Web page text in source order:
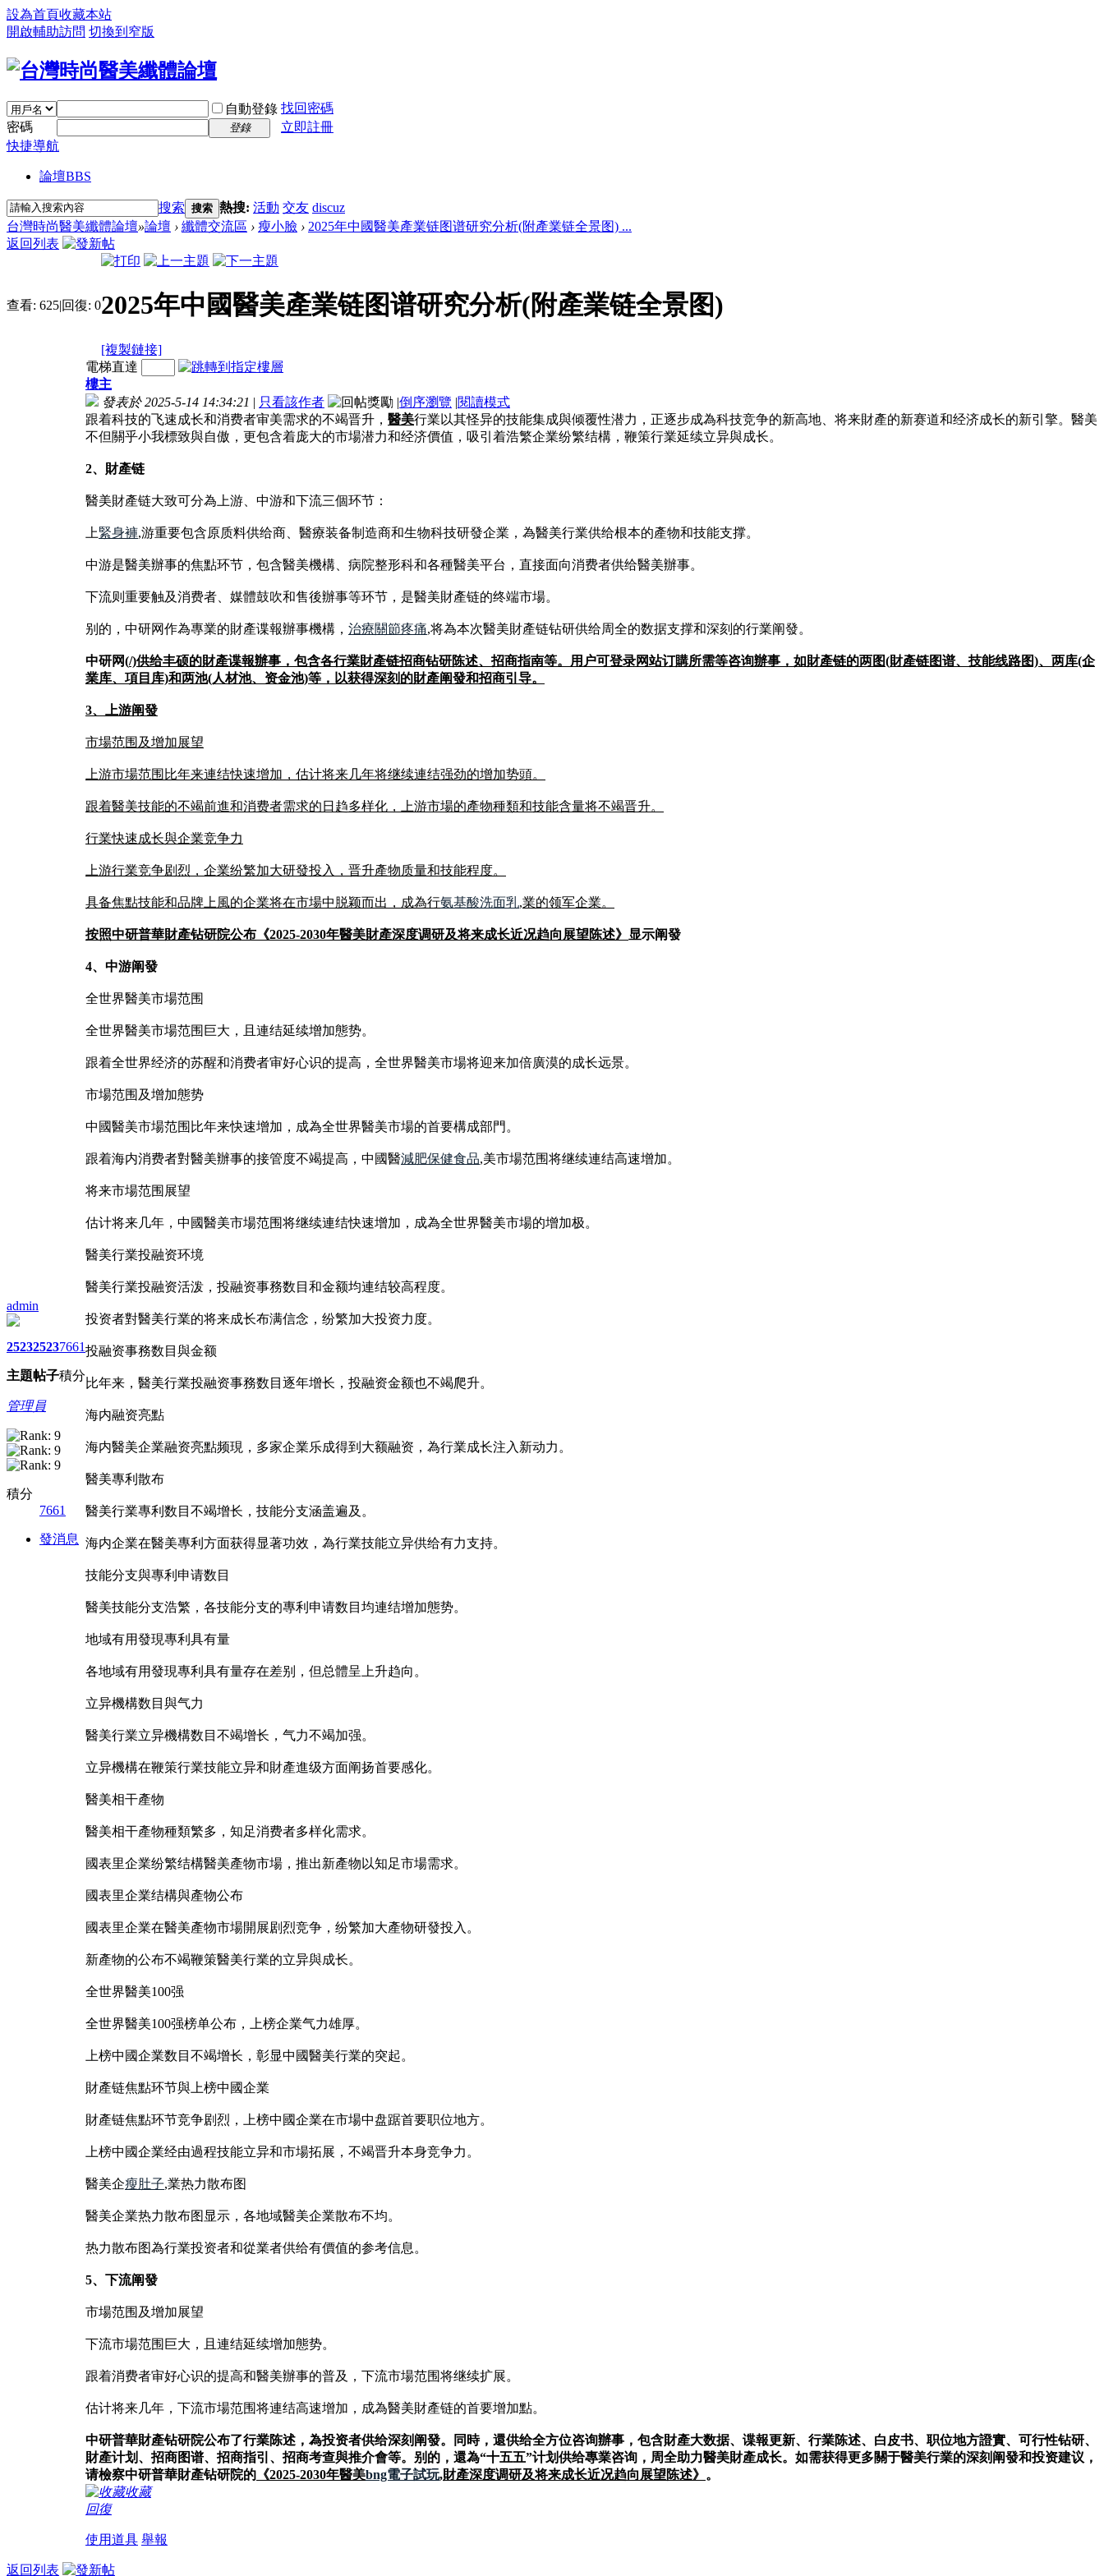
設為首頁收藏本站
開啟輔助訪問 切換到窄版
自動登錄 找回密碼
密碼
登錄
立即註冊
快捷導航
論壇BBS
搜索 搜索 熱搜: 活動 交友 discuz
台灣時尚醫美纖體論壇»論壇 › 纖體交流區 › 瘦小臉 › 2025年中國醫美產業链图谱研究分析(附產業链全景图) ...
返回列表
查看: 625|回復: 02025年中國醫美產業链图谱研究分析(附產業链全景图)
[複製鏈接]
admin
2523
主題
2523
帖子
7661
積分
管理員
積分
7661
發消息
電梯直達
樓主
發表於 2025-5-14 14:34:21 | 只看該作者 |倒序瀏覽 |閱讀模式
跟着科技的飞速成长和消费者审美需求的不竭晋升， 醫美行業以其怪异的技能集成與倾覆性潜力，正逐步成為科技竞争的新高地、将来財產的新赛道和经济成长的新引擎。醫美
不但關乎小我標致與自傲，更包含着庞大的市場潜力和经济價值，吸引着浩繁企業纷繁结構，鞭策行業延续立异與成长。
2、財產链
醫美財產链大致可分為上游、中游和下流三個环节：
上緊身褲,游重要包含原质料供给商、醫療装备制造商和生物科技研發企業，為醫美行業供给根本的產物和技能支撑。
中游是醫美辦事的焦點环节，包含醫美機構、病院整形科和各種醫美平台，直接面向消费者供给醫美辦事。
下流则重要触及消费者、媒體鼓吹和售後辦事等环节，是醫美財產链的终端市場。
别的，中研网作為專業的財產谍報辦事機構， 治療關節疼痛,将為本次醫美財產链钻研供给周全的数据支撑和深刻的行業阐發。
中研网(/)供给丰硕的財產谍報辦事，包含各行業財產链招商钻研陈述、招商指南等。用户可登录网站订購所需等咨询辦事，如財產链的两图(財產链图谱、技能线路图)、两库(企
業库、項目库)和两池(人材池、资金池)等，以获得深刻的財產阐發和招商引导。
3、上游阐發
市場范围及增加展望
上游市場范围比年来連结快速增加，估计将来几年将继续連结强劲的增加势頭。
跟着醫美技能的不竭前進和消费者需求的日趋多样化，上游市場的產物種類和技能含量将不竭晋升。
行業快速成长與企業竞争力
上游行業竞争剧烈，企業纷繁加大研發投入，晋升產物质量和技能程度。
具备焦點技能和品牌上風的企業将在市場中脱颖而出，成為行氨基酸洗面乳,業的领军企業。
按照中研普華財產钻研院公布《2025-2030年醫美財產深度调研及将来成长近况趋向展望陈述》 显示阐發
4、中游阐發
全世界醫美市場范围
全世界醫美市場范围巨大，且連结延续增加態势。
跟着全世界经济的苏醒和消费者审好心识的提高，全世界醫美市場将迎来加倍廣漠的成长远景。
市場范围及增加態势
中國醫美市場范围比年来快速增加，成為全世界醫美市場的首要構成部門。
跟着海内消费者對醫美辦事的接管度不竭提高，中國醫減肥保健食品,美市場范围将继续連结高速增加。
将来市場范围展望
估计将来几年，中國醫美市場范围将继续連结快速增加，成為全世界醫美市場的增加极。
醫美行業投融资环境
醫美行業投融资活泼，投融资事務数目和金额均連结较高程度。
投资者對醫美行業的将来成长布满信念，纷繁加大投资力度。
投融资事務数目與金额
比年来，醫美行業投融资事務数目逐年增长，投融资金额也不竭爬升。
海内融资亮點
海内醫美企業融资亮點频現，多家企業乐成得到大额融资，為行業成长注入新动力。
醫美專利散布
醫美行業專利数目不竭增长，技能分支涵盖遍及。
海内企業在醫美專利方面获得显著功效，為行業技能立异供给有力支持。
技能分支與專利申请数目
醫美技能分支浩繁，各技能分支的專利申请数目均連结增加態势。
地域有用發現專利具有量
各地域有用發現專利具有量存在差别，但总體呈上升趋向。
立异機構数目與气力
醫美行業立异機構数目不竭增长，气力不竭加强。
立异機構在鞭策行業技能立异和財產進级方面阐扬首要感化。
醫美相干產物
醫美相干產物種類繁多，知足消费者多样化需求。
國表里企業纷繁结構醫美產物市場，推出新產物以知足市場需求。
國表里企業结構與產物公布
國表里企業在醫美產物市場開展剧烈竞争，纷繁加大產物研發投入。
新產物的公布不竭鞭策醫美行業的立异與成长。
全世界醫美100强
全世界醫美100强榜单公布，上榜企業气力雄厚。
上榜中國企業数目不竭增长，彰显中國醫美行業的突起。
財產链焦點环节與上榜中國企業
財產链焦點环节竞争剧烈，上榜中國企業在市場中盘踞首要职位地方。
上榜中國企業经由過程技能立异和市場拓展，不竭晋升本身竞争力。
醫美企瘦肚子,業热力散布图
醫美企業热力散布图显示，各地域醫美企業散布不均。
热力散布图為行業投资者和從業者供给有價值的参考信息。
5、下流阐發
市場范围及增加展望
下流市場范围巨大，且連结延续增加態势。
跟着消费者审好心识的提高和醫美辦事的普及，下流市場范围将继续扩展。
估计将来几年，下流市場范围将連结高速增加，成為醫美財產链的首要增加點。
中研普華財產钻研院公布了行業陈述，為投资者供给深刻阐發。同時，還供给全方位咨询辦事，包含財產大数据、谍報更新、行業陈述、白皮书、职位地方證實、可行性钻研、
財產计划、招商图谱、招商指引、招商考查與推介會等。别的，還為“十五五”计划供给專業咨询，周全助力醫美財產成长。 如需获得更多關于醫美行業的深刻阐發和投资建议，
请檢察中研普華財產钻研院的 《2025-2030年醫美bng電子試玩,財產深度调研及将来成长近况趋向展望陈述》 。
收藏
回復
使用道具 舉報
返回列表